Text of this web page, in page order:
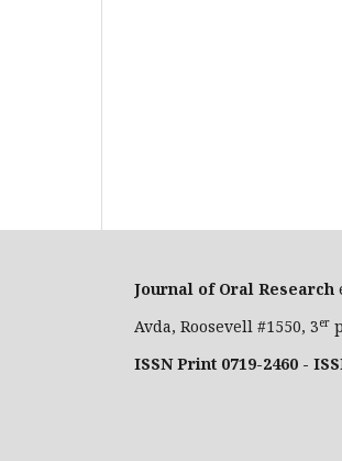
Journal of Oral Research
Avda, Roosevell #1550, 3er
ISSN Print 0719-2460 -